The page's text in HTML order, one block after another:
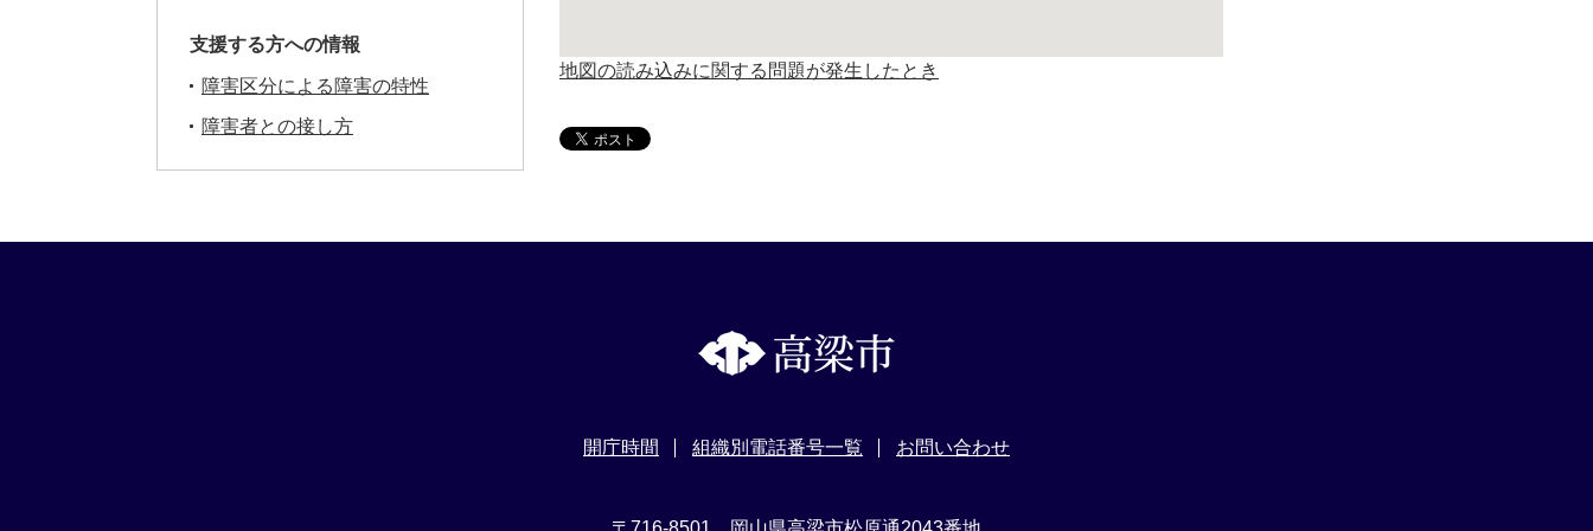
地図の読み込みに関する問題が発生したとき
支援する方への情報
障害区分による障害の特性
障害者との接し方
開庁時間 組織別電話番号一覧 お問い合わせ